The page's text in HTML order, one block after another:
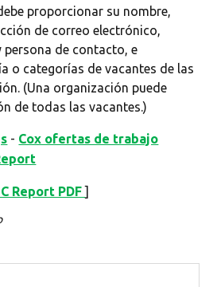
proporcionar su nombre,
de correo electrónico,
de contacto, e
o categorías de vacantes de las
(Una organización puede
de todas las vacantes.)
- Cox ofertas de trabajo
Report PDF]